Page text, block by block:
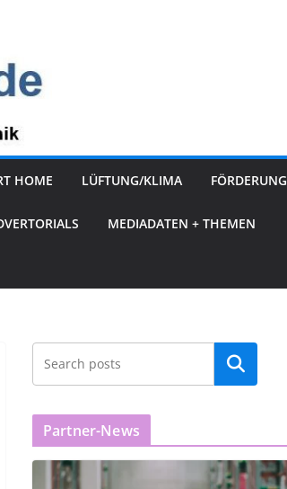
HOME LÜFTUNG/KLIMA FÖRDERUNG
MEDIADATEN + THEMEN
Partner-News